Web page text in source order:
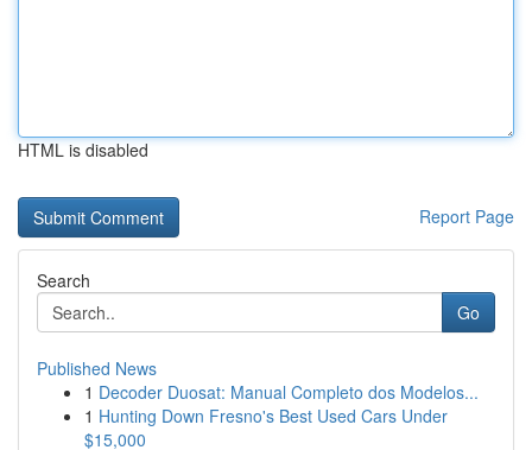
HTML is disabled
Report Page
Search
Go
Published News
1 Decoder Duosat: Manual Completo dos Modelos...
1 Hunting Down Fresno's Best Used Cars Under
$15,000